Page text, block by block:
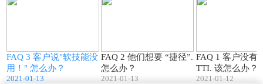
FAQ 3 客户说"软技能没
用！" 怎么办？
2021-01-13
FAQ 2 他们想要 “捷径”.
怎么办？
2021-01-13
FAQ 1 客户没有
TTI. 该怎么办？
2021-01-12